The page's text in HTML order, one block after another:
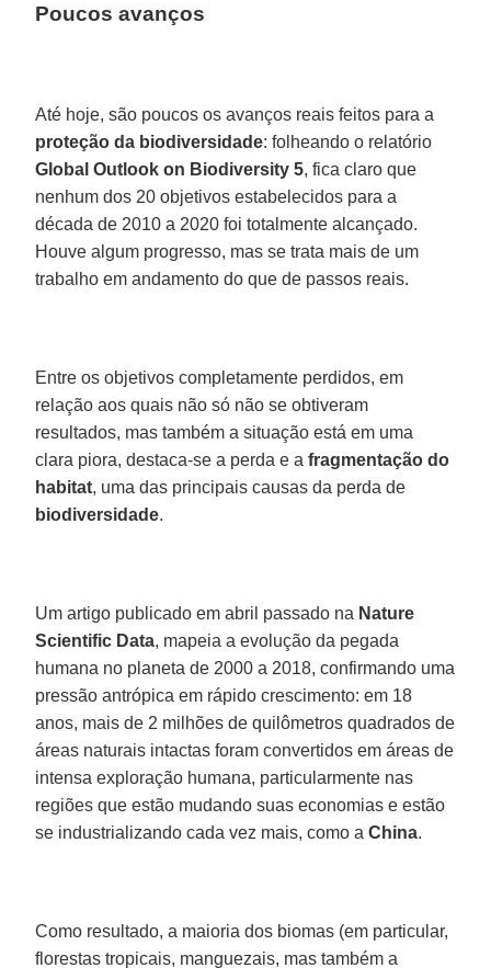
Poucos avanços
Até hoje, são poucos os avanços reais feitos para a
proteção da biodiversidade: folheando o relatório
Global Outlook on Biodiversity 5, fica claro que
nenhum dos 20 objetivos estabelecidos para a
década de 2010 a 2020 foi totalmente alcançado.
Houve algum progresso, mas se trata mais de um
trabalho em andamento do que de passos reais.
Entre os objetivos completamente perdidos, em
relação aos quais não só não se obtiveram
resultados, mas também a situação está em uma
clara piora, destaca-se a perda e a fragmentação do
habitat, uma das principais causas da perda de
biodiversidade.
Um artigo publicado em abril passado na Nature
Scientific Data, mapeia a evolução da pegada
humana no planeta de 2000 a 2018, confirmando uma
pressão antrópica em rápido crescimento: em 18
anos, mais de 2 milhões de quilômetros quadrados de
áreas naturais intactas foram convertidos em áreas de
intensa exploração humana, particularmente nas
regiões que estão mudando suas economias e estão
se industrializando cada vez mais, como aChina.
Como resultado, a maioria dos biomas (em particular,
florestas tropicais, manguezais, mas também a